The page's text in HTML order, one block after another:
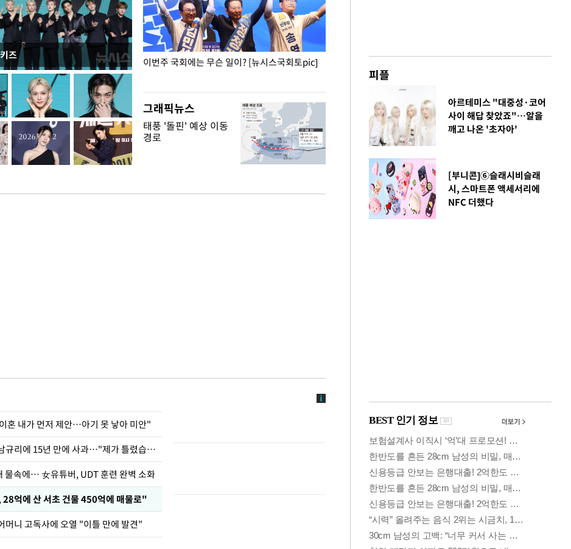
즈
가폭력 피해자에 위로·사과…"국가
치유"
이번주 국회에는 무슨 일이? [뉴시스국회토pic]
그래픽뉴스
태풍 '돌핀' 예상 이동
경로
혼 내가 먼저 제안…아기 못 낳아 미안"
표창원, 남규리에 15년 만에 사과…"제가 틀렸습니다"
물속에… 女유튜버, UDT 훈련 완벽 소화
억에 산 서초 건물 450억에 매물로"
머니 고독사에 오열 "이틀 만에 발견"
피플
아르테미스 "대중성·코어
사이 해답 찾았죠"…알을
깨고 나온 '초자아'
[부니콘]⑥슬래시비슬래
시, 스마트폰 액세서리에
NFC 더했다